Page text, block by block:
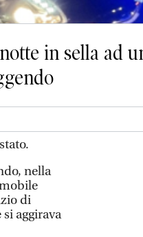
in sella ad
nella
di
aggirava